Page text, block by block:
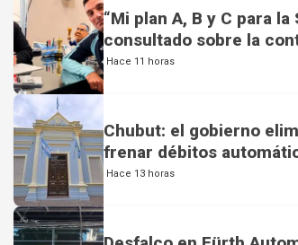
“Mi plan A, B y C para
consultado sobre la
Hace 11 horas
Chubut: el gobierno
frenar débitos
Hace 13 horas